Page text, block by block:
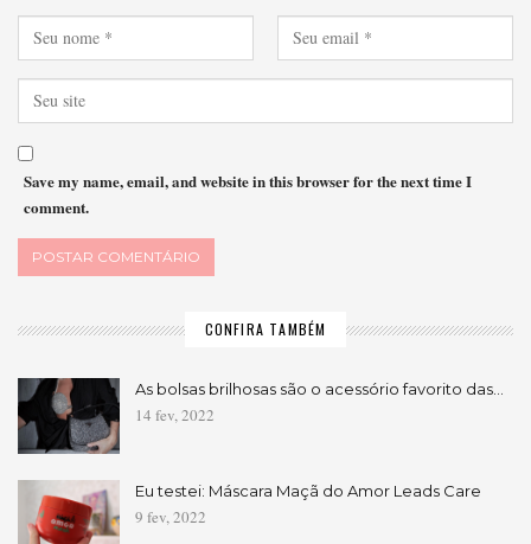
Save my name, email, and website in this browser for the next time I
comment.
CONFIRA TAMBÉM
As bolsas brilhosas são o acessório favorito das…
14 fev, 2022
Eu testei: Máscara Maçã do Amor Leads Care
9 fev, 2022